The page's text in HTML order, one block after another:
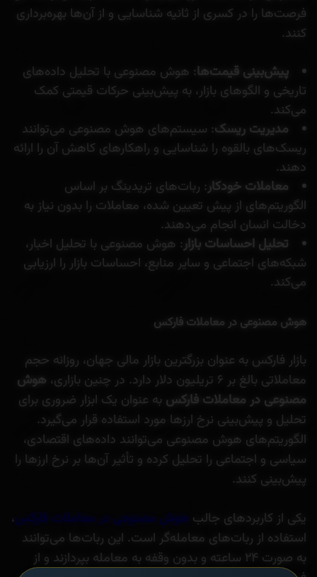
فرصت‌ها را در کسری از ثانیه شناسایی و از آن‌ها بهره‌برداری
کنند.
پیش‌بینی قیمت‌ها: هوش مصنوعی با تحلیل داده‌های
تاریخی و الگوهای بازار، به پیش‌بینی حرکات قیمتی کمک
می‌کند.
مدیریت ریسک: سیستم‌های هوش مصنوعی می‌توانند
ریسک‌های بالقوه را شناسایی و راهکارهای کاهش آن را ارائه
دهند.
معاملات خودکار: ربات‌‌های تریدینگ بر اساس
الگوریتم‌های از پیش تعیین شده، معاملات را بدون نیاز به
دخالت انسان انجام می‌دهند.
تحلیل احساسات بازار: هوش مصنوعی با تحلیل اخبار،
شبکه‌های اجتماعی و سایر منابع، احساسات بازار را ارزیابی
می‌کند.
هوش مصنوعی در معاملات فارکس
بازار فارکس به عنوان بزرگترین بازار مالی جهان، روزانه حجم
معاملاتی بالغ بر ۶ تریلیون دلار دارد. در چنین بازاری،
هوش
مصنوعی در معاملات فارکس به عنوان یک ابزار ضروری برای
تحلیل و پیش‌بینی نرخ ارزها مورد استفاده قرار می‌گیرد.
الگوریتم‌های هوش مصنوعی می‌توانند داده‌های اقتصادی،
سیاسی و اجتماعی را تحلیل کرده و تأثیر آن‌ها بر نرخ ارزها را
پیش‌بینی کنند.
یکی از کاربردهای جالب هوش مصنوعی در معاملات فارکس،
استفاده از ربات‌های معامله‌گر است. این ربات‌ها می‌توانند
به صورت ۲۴ ساعته و بدون وقفه به معامله بپردازند و از